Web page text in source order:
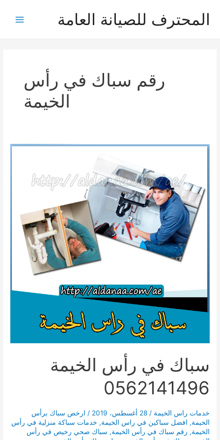
المحترف للصيانة العامة
رقم سباك في رأس
الخيمة
سباك في رأس الخيمة
0562141496
خدمات راس الخيمة /28 أغسطس، 2019 / ارخص سباك برأس
الخيمة, افضل سباكين في راس الخيمة, خدمات سباكة منزلية في رأس
الخيمة, رقم سباك في رأس الخيمة, سباك صحي رخيص في رأس